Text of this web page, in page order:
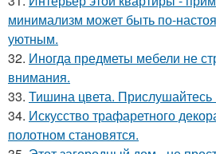
минимализм может быть по-
уютным.
32. Иногда предметы мебели не
внимания.
33. Тишина цвета.
34. Искусство трафаретного
полотном становятся.